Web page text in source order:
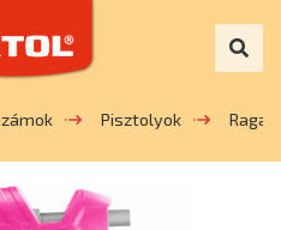
Pisztolyok